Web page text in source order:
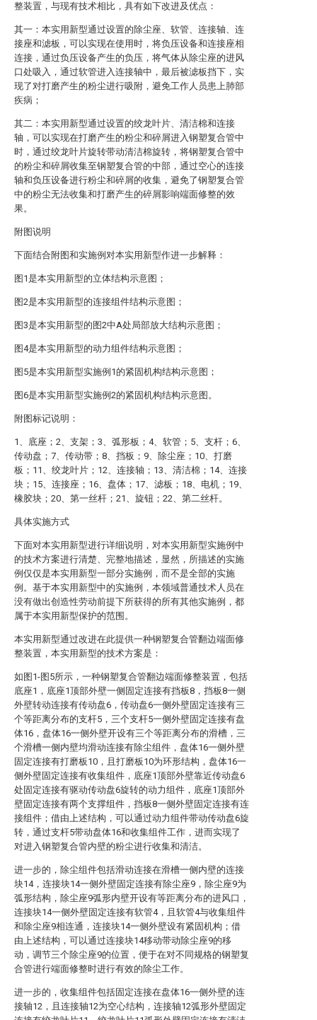
整装置，与现有技术相比，具有如下改进及优点：
其一：本实用新型通过设置的除尘座、软管、连接轴、连
接座和滤板，可以实现在使用时，将负压设备和连接座相
连接，通过负压设备产生的负压，将气体从除尘座的进风
口处吸入，通过软管进入连接轴中，最后被滤板挡下，实
现了对打磨产生的粉尘进行吸附，避免工作人员患上肺部
疾病；
其二：本实用新型通过设置的绞龙叶片、清洁棉和连接
轴，可以实现在打磨产生的粉尘和碎屑进入钢塑复合管中
时，通过绞龙叶片旋转带动清洁棉旋转，将钢塑复合管中
的粉尘和碎屑收集至钢塑复合管的中部，通过空心的连接
轴和负压设备进行粉尘和碎屑的收集，避免了钢塑复合管
中的粉尘无法收集和打磨产生的碎屑影响端面修整的效
果。
附图说明
下面结合附图和实施例对本实用新型作进一步解释：
图1是本实用新型的立体结构示意图；
图2是本实用新型的连接组件结构示意图；
图3是本实用新型的图2中A处局部放大结构示意图；
图4是本实用新型的动力组件结构示意图；
图5是本实用新型实施例1的紧固机构结构示意图；
图6是本实用新型实施例2的紧固机构结构示意图。
附图标记说明：
1、底座；2、支架；3、弧形板；4、软管；5、支杆；6、
传动盘；7、传动带；8、挡板；9、除尘座；10、打磨
板；11、绞龙叶片；12、连接轴；13、清洁棉；14、连接
块；15、连接座；16、盘体；17、滤板；18、电机；19、
橡胶块；20、第一丝杆；21、旋钮；22、第二丝杆。
具体实施方式
下面对本实用新型进行详细说明，对本实用新型实施例中
的技术方案进行清楚、完整地描述，显然，所描述的实施
例仅仅是本实用新型一部分实施例，而不是全部的实施
例。基于本实用新型中的实施例，本领域普通技术人员在
没有做出创造性劳动前提下所获得的所有其他实施例，都
属于本实用新型保护的范围。
本实用新型通过改进在此提供一种钢塑复合管翻边端面修
整装置，本实用新型的技术方案是：
如图1-图5所示，一种钢塑复合管翻边端面修整装置，包括
底座1，底座1顶部外壁一侧固定连接有挡板8，挡板8一侧
外壁转动连接有传动盘6，传动盘6一侧外壁固定连接有三
个等距离分布的支杆5，三个支杆5一侧外壁固定连接有盘
体16，盘体16一侧外壁开设有三个等距离分布的滑槽，三
个滑槽一侧内壁均滑动连接有除尘组件，盘体16一侧外壁
固定连接有打磨板10，且打磨板10为环形结构，盘体16一
侧外壁固定连接有收集组件，底座1顶部外壁靠近传动盘6
处固定连接有驱动传动盘6旋转的动力组件，底座1顶部外
壁固定连接有两个支撑组件，挡板8一侧外壁固定连接有连
接组件；借由上述结构，可以通过动力组件带动传动盘6旋
转，通过支杆5带动盘体16和收集组件工作，进而实现了
对进入钢塑复合管内壁的粉尘进行收集和清洁。
进一步的，除尘组件包括滑动连接在滑槽一侧内壁的连接
块14，连接块14一侧外壁固定连接有除尘座9，除尘座9为
弧形结构，除尘座9弧形内壁开设有等距离分布的进风口，
连接块14一侧外壁固定连接有软管4，且软管4与收集组件
和除尘座9相连通，连接块14一侧外壁设有紧固机构；借
由上述结构，可以通过连接块14移动带动除尘座9的移
动，调节三个除尘座9的位置，便于在对不同规格的钢塑复
合管进行端面修整时进行有效的除尘工作。
进一步的，收集组件包括固定连接在盘体16一侧外壁的连
接轴12，且连接轴12为空心结构，连接轴12弧形外壁固定